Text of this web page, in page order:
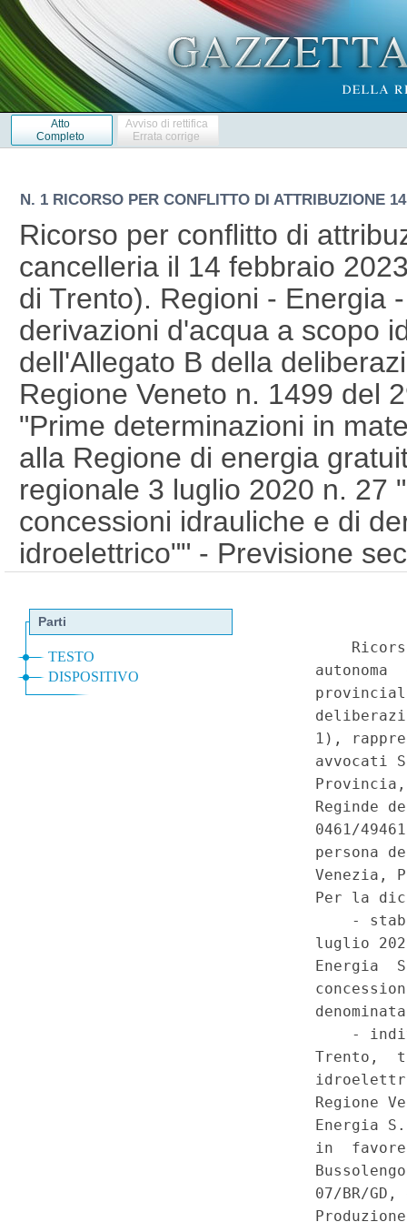
Atto
Completo
Avviso di rettifica
Errata corrige
N. 1 RICORSO PER CONFLITTO DI ATTRIBUZIONE
Ricorso per conflitto di
cancelleria il 14 febbraio
di Trento). Regioni - Energia
derivazioni d'acqua a scopo
dell'Allegato B della
Regione Veneto n. 1499 del
"Prime determinazioni in
alla Regione di energia
regionale 3 luglio 2020 n. 27
concessioni idrauliche e di
idroelettrico"" - Previsione
legge della Regione Veneto
concessione Eusebio
denominata Collicello -
della medesima
soggette alla fornitura di
della medesima legge
accordi, la concessione in
s.p.a. G/0022, denominata
favore di Primiero Energia
Val Schener-Moline, la
Dolomiti Energia s.r.l.
Chievo. - Deliberazione
Veneto n. 1499 del 29
determinazioni in materia di
Regione di energia gratuita
regionale 3 luglio 2020 n.
concessioni idrauliche e di
idroelettrico"". (23C00023)
Costituzionale n.10 del 8-3-